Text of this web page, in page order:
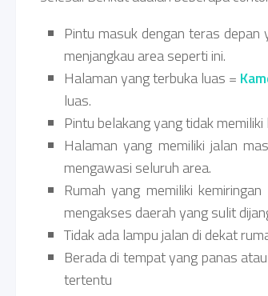
Pintu masuk dengan teras
menjangkau area seperti ini.
Halaman yang terbuka luas =
luas.
Pintu belakang yang tidak
Halaman yang memiliki jalan
mengawasi seluruh area.
Rumah yang memiliki
mengakses daerah yang sulit
Tidak ada lampu jalan di dekat
Berada di tempat yang panas
tertentu